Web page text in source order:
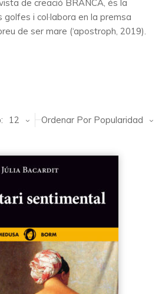
de creació BRANCA, és la
i col·labora en la premsa
de ser mare (‘apostroph, 2019).
Ordenar Por Popularidad
12